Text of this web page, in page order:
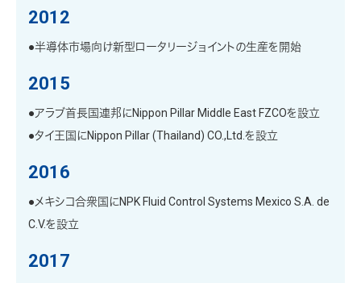
2012
●半導体市場向け新型ロータリージョイントの生産を開始
2015
●アラブ首長国連邦にNippon Pillar Middle East FZCOを設立
●タイ王国にNippon Pillar (Thailand) CO.,Ltd.を設立
2016
●メキシコ合衆国にNPK Fluid Control Systems Mexico S.A. de
C.V.を設立
2017